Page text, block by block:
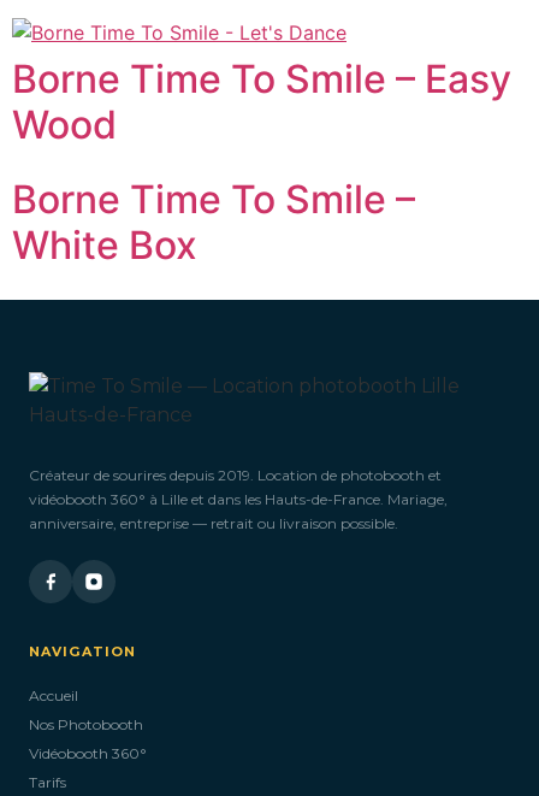
Borne Time To Smile – Easy
Wood
Borne Time To Smile –
White Box
Créateur de sourires depuis 2019. Location de photobooth et
vidéobooth 360° à Lille et dans les Hauts-de-France. Mariage,
anniversaire, entreprise — retrait ou livraison possible.
NAVIGATION
Accueil
Nos Photobooth
Vidéobooth 360°
Tarifs